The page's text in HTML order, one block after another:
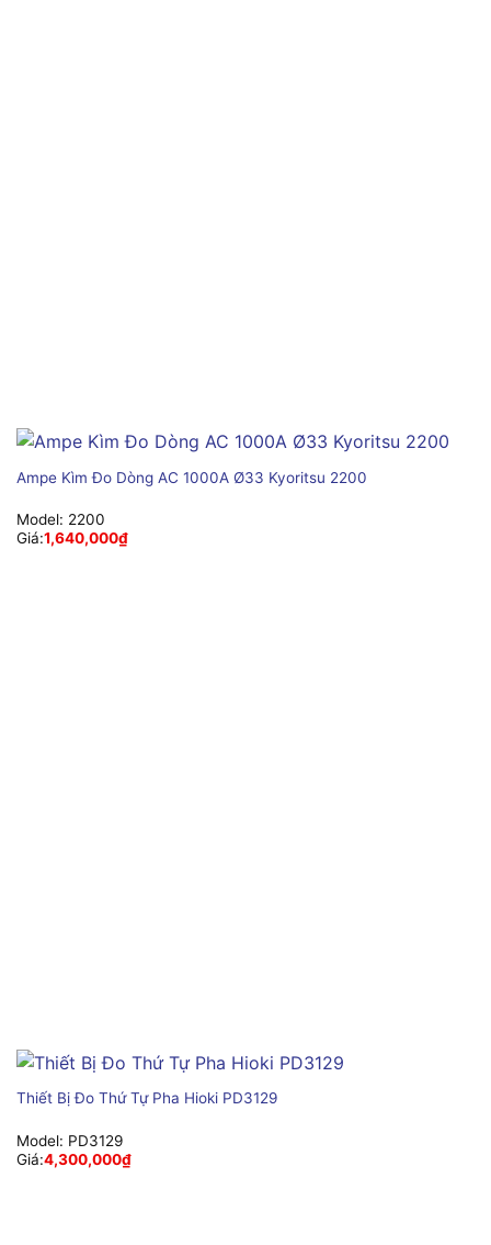
Ampe Kìm Đo Dòng AC 1000A Ø33 Kyoritsu 2200
Model: 2200
Giá:1,640,000₫
Thiết Bị Đo Thứ Tự Pha Hioki PD3129
Model: PD3129
Giá:4,300,000₫